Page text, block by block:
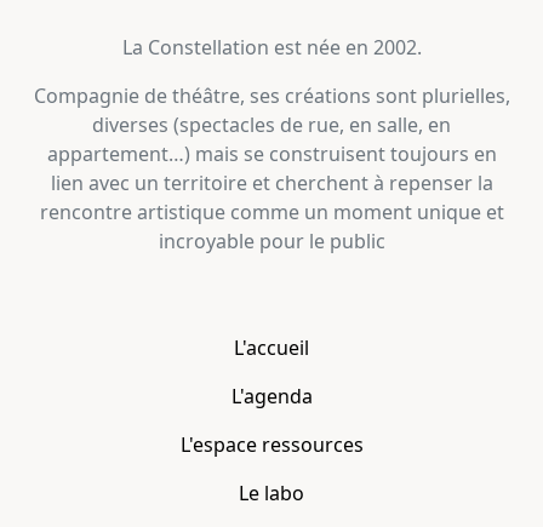
La Constellation est née en 2002.
Compagnie de théâtre, ses créations sont plurielles,
diverses (spectacles de rue, en salle, en
appartement…) mais se construisent toujours en
lien avec un territoire et cherchent à repenser la
rencontre artistique comme un moment unique et
incroyable pour le public
L'accueil
L'agenda
L'espace ressources
Le labo